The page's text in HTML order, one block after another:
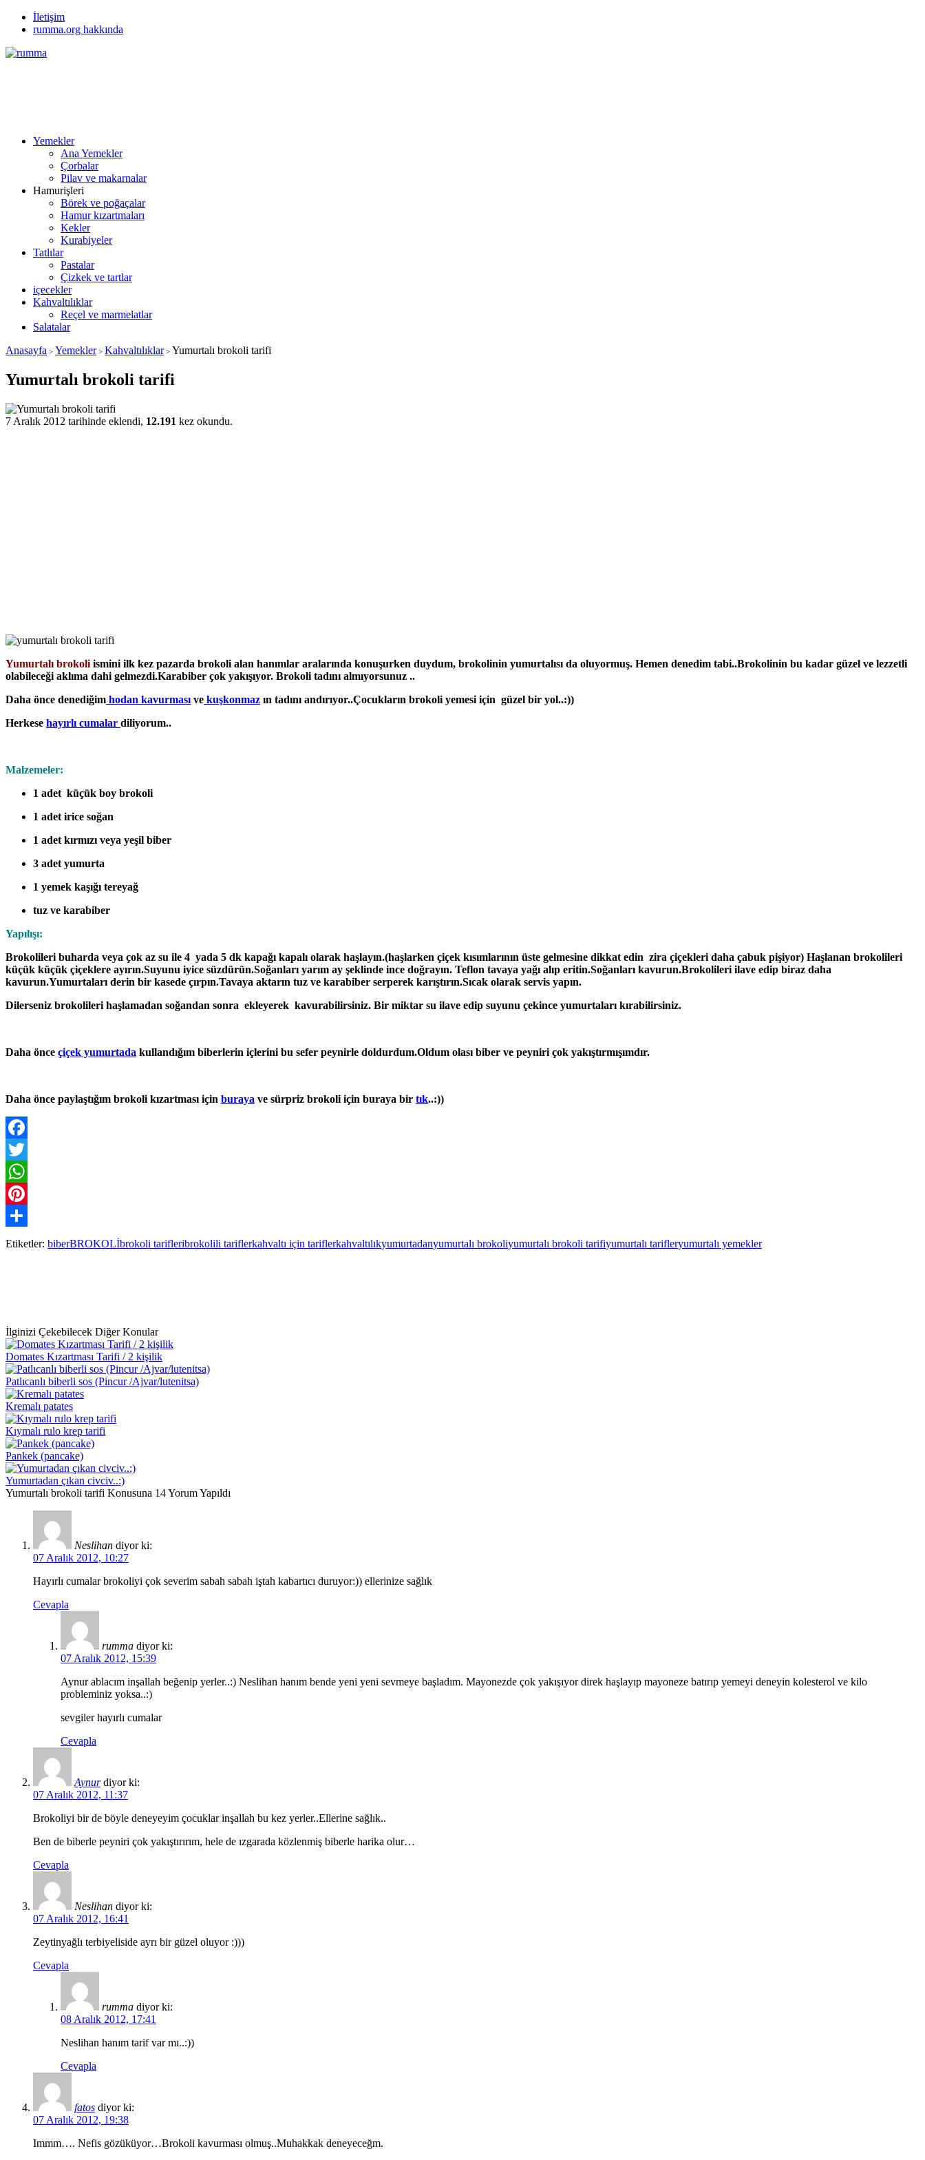
İletişim
rumma.org hakkında
Yemekler
Ana Yemekler
Çorbalar
Pilav ve makarnalar
Hamurişleri
Börek ve poğaçalar
Hamur kızartmaları
Kekler
Kurabiyeler
Tatlılar
Pastalar
Çizkek ve tartlar
içecekler
Kahvaltılıklar
Reçel ve marmelatlar
Salatalar
Anasayfa > Yemekler> Kahvaltılıklar> Yumurtalı brokoli tarifi
Yumurtalı brokoli tarifi
7 Aralık 2012 tarihinde eklendi, 12.191 kez okundu.
Yumurtalı brokoli ismini ilk kez pazarda brokoli alan hanımlar aralarında konuşurken duydum, brokolinin yumurtalısı da oluyormuş. Hemen denedim tabi..Brokolinin bu kadar güzel ve lezzetli
olabileceği aklıma dahi gelmezdi.Karabiber çok yakışıyor. Brokoli tadını almıyorsunuz ..
Daha önce denediğim hodan kavurması ve kuşkonmaz ın tadını andırıyor..Çocukların brokoli yemesi için güzel bir yol..:))
Herkese hayırlı cumalar diliyorum..
Malzemeler:
1 adet küçük boy brokoli
1 adet irice soğan
1 adet kırmızı veya yeşil biber
3 adet yumurta
1 yemek kaşığı tereyağ
tuz ve karabiber
Yapılışı:
Brokolileri buharda veya çok az su ile 4 yada 5 dk kapağı kapalı olarak haşlayın.(haşlarken çiçek kısımlarının üste gelmesine dikkat edin zira çiçekleri daha çabuk pişiyor) Haşlanan brokolileri
küçük küçük çiçeklere ayırın.Suyunu iyice süzdürün.Soğanları yarım ay şeklinde ince doğrayın. Teflon tavaya yağı alıp eritin.Soğanları kavurun.Brokolileri ilave edip biraz daha
kavurun.Yumurtaları derin bir kasede çırpın.Tavaya aktarın tuz ve karabiber serperek karıştırın.Sıcak olarak servis yapın.
Dilerseniz brokolileri haşlamadan soğandan sonra ekleyerek kavurabilirsiniz. Bir miktar su ilave edip suyunu çekince yumurtaları kırabilirsiniz.
Daha önce çiçek yumurtada kullandığım biberlerin içlerini bu sefer peynirle doldurdum.Oldum olası biber ve peyniri çok yakıştırmışımdır.
Daha önce paylaştığım brokoli kızartması için buraya ve sürpriz brokoli için buraya bir tık..:))
Facebook
Twitter
WhatsApp
Pinterest
Paylaş
Etiketler: biberBROKOLİbrokoli tarifleribrokolili tariflerkahvaltı için tariflerkahvaltılıkyumurtadanyumurtalı brokoliyumurtalı brokoli tarifiyumurtalı tarifleryumurtalı yemekler
İlginizi Çekebilecek Diğer Konular
Domates Kızartması Tarifi / 2 kişilik
Patlıcanlı biberli sos (Pincur /Ajvar/lutenitsa)
Kremalı patates
Kıymalı rulo krep tarifi
Pankek (pancake)
Yumurtadan çıkan civciv..:)
Yumurtalı brokoli tarifi Konusuna 14 Yorum Yapıldı
Neslihan diyor ki:
07 Aralık 2012, 10:27
Hayırlı cumalar brokoliyi çok severim sabah sabah iştah kabartıcı duruyor:)) ellerinize sağlık
Cevapla
rumma diyor ki:
07 Aralık 2012, 15:39
Aynur ablacım inşallah beğenip yerler..:) Neslihan hanım bende yeni yeni sevmeye başladım. Mayonezde çok yakışıyor direk haşlayıp mayoneze batırıp yemeyi deneyin kolesterol ve kilo
probleminiz yoksa..:)
sevgiler hayırlı cumalar
Cevapla
Aynur diyor ki:
07 Aralık 2012, 11:37
Brokoliyi bir de böyle deneyeyim çocuklar inşallah bu kez yerler..Ellerine sağlık..
Ben de biberle peyniri çok yakıştırırım, hele de ızgarada közlenmiş biberle harika olur…
Cevapla
Neslihan diyor ki:
07 Aralık 2012, 16:41
Zeytinyağlı terbiyeliside ayrı bir güzel oluyor :)))
Cevapla
rumma diyor ki:
08 Aralık 2012, 17:41
Neslihan hanım tarif var mı..:))
Cevapla
fatos diyor ki:
07 Aralık 2012, 19:38
Immm…. Nefis gözüküyor…Brokoli kavurması olmuş..Muhakkak deneyeceğm.